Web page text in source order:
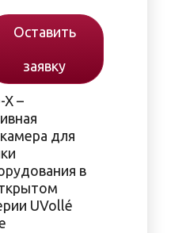
Оставить
заявку
–
для
в
UVollé